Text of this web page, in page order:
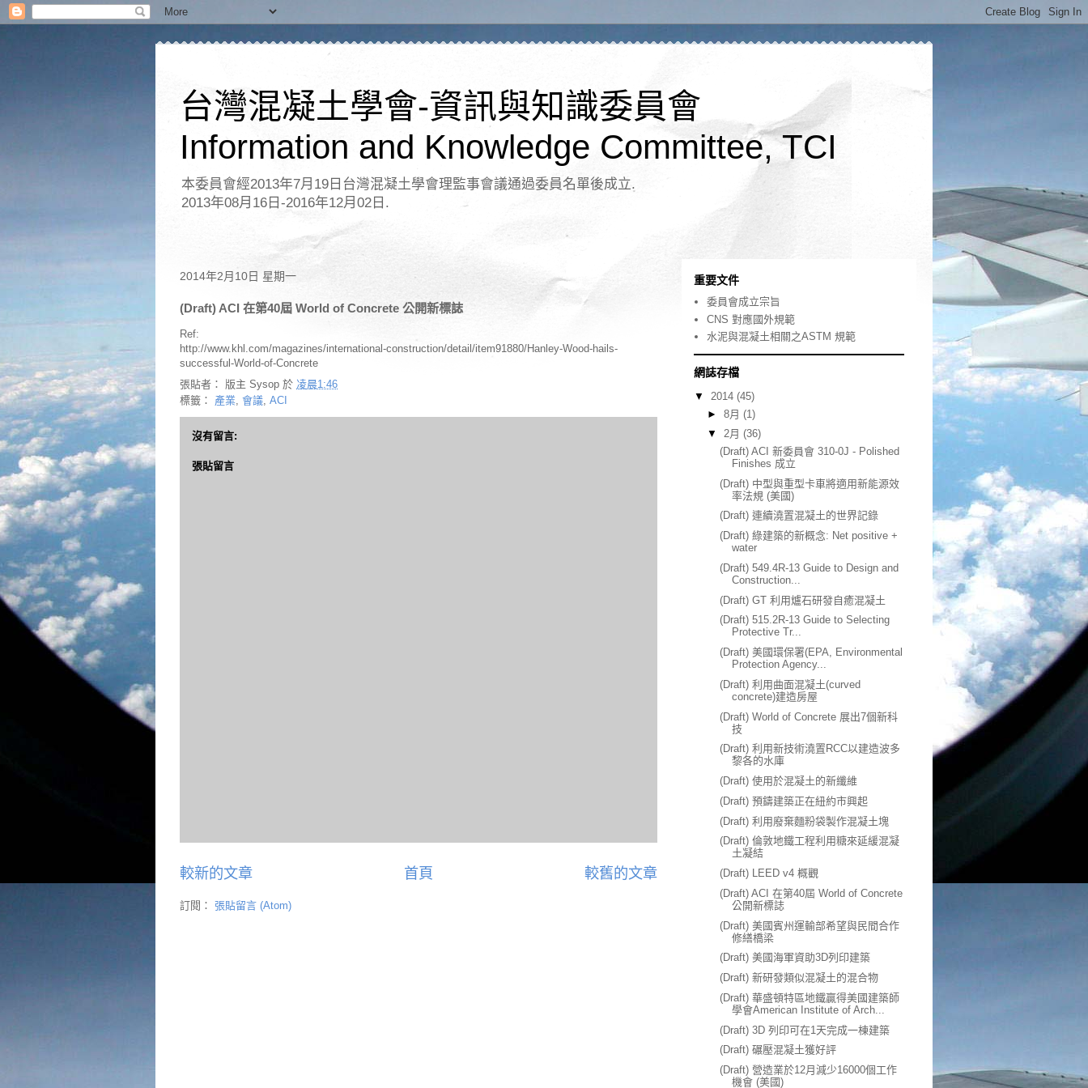
台灣混凝土學會-資訊與知識委員會
Information and Knowledge Committee, TCI
本委員會經2013年7月19日台灣混凝土學會理監事會議通過委員名單後成立.
2013年08月16日-2016年12月02日.
2014年2月10日 星期一
(Draft) ACI 在第40屆 World of Concrete 公開新標誌
Ref:
http://www.khl.com/magazines/international-construction/detail/item91880/Hanley-Wood-hails-
successful-World-of-Concrete
張貼者： 版主 Sysop 於 凌晨1:46
標籤： 產業 會議 ACI
沒有留言:
張貼留言
較新的文章 較舊的文章
首頁
訂閱： 張貼留言 (Atom)
重要文件
委員會成立宗旨
CNS 對應國外規範
水泥與混凝土相關之ASTM 規範
網誌存檔
▼ 2014 (45)
► 8月 (1)
▼ 2月 (36)
(Draft) ACI 新委員會 310-0J - Polished
Finishes 成立
(Draft) 中型與重型卡車將適用新能源效
率法規 (美國)
(Draft) 連續澆置混凝土的世界記錄
(Draft) 綠建築的新概念: Net positive +
water
(Draft) 549.4R-13 Guide to Design and
Construction...
(Draft) GT 利用爐石研發自癒混凝土
(Draft) 515.2R-13 Guide to Selecting
Protective Tr...
(Draft) 美國環保署(EPA, Environmental
Protection Agency...
(Draft) 利用曲面混凝土(curved
concrete)建造房屋
(Draft) World of Concrete 展出7個新科
技
(Draft) 利用新技術澆置RCC以建造波多
黎各的水庫
(Draft) 使用於混凝土的新纖維
(Draft) 預鑄建築正在紐約市興起
(Draft) 利用廢棄麵粉袋製作混凝土塊
(Draft) 倫敦地鐵工程利用糖來延緩混凝
土凝結
(Draft) LEED v4 概觀
(Draft) ACI 在第40屆 World of Concrete
公開新標誌
(Draft) 美國賓州運輸部希望與民間合作
修繕橋梁
(Draft) 美國海軍資助3D列印建築
(Draft) 新研發類似混凝土的混合物
(Draft) 華盛頓特區地鐵贏得美國建築師
學會American Institute of Arch...
(Draft) 3D 列印可在1天完成一棟建築
(Draft) 碾壓混凝土獲好評
(Draft) 營造業於12月減少16000個工作
機會 (美國)